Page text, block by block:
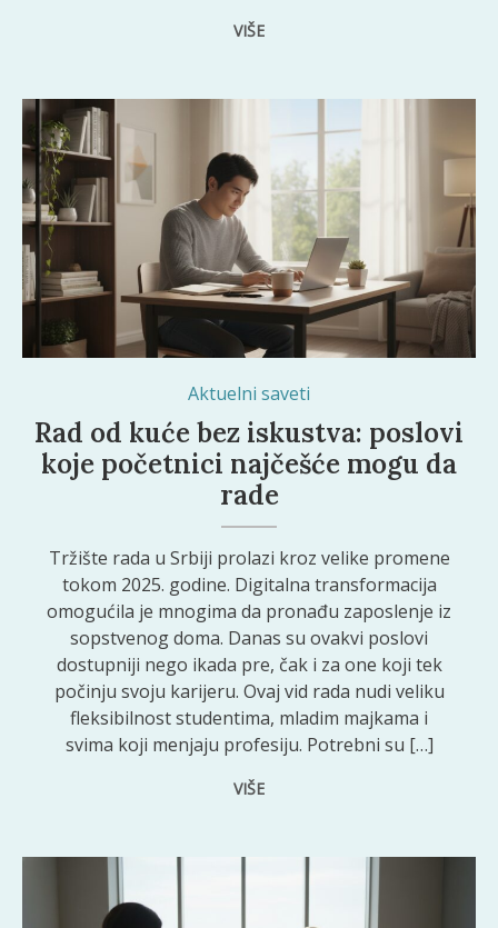
VIŠE
Aktuelni saveti
Rad od kuće bez iskustva: poslovi
koje početnici najčešće mogu da
rade
Tržište rada u Srbiji prolazi kroz velike promene
tokom 2025. godine. Digitalna transformacija
omogućila je mnogima da pronađu zaposlenje iz
sopstvenog doma. Danas su ovakvi poslovi
dostupniji nego ikada pre, čak i za one koji tek
počinju svoju karijeru. Ovaj vid rada nudi veliku
fleksibilnost studentima, mladim majkama i
svima koji menjaju profesiju. Potrebni su […]
VIŠE